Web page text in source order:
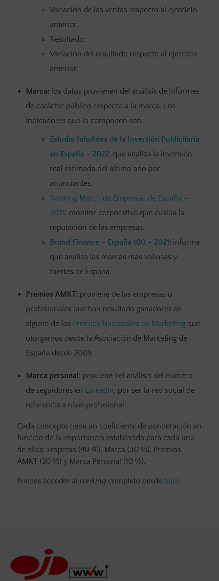
Variación de las ventas respecto al ejercicio
anterior.
Resultado.
Variación del resultado respecto al ejercicio
anterior.
Marca: los datos provienen del análisis de informes
de carácter público respecto a la marca. Los
indicadores que lo componen son:
Estudio InfoAdex de la Inversión Publicitaria
en España – 2022: que analiza la inversión
real estimada del último año por
anunciantes.
Ranking Merco de Empresas de España –
2021: monitor corporativo que evalúa la
reputación de las empresas.
Brand Finance – España 100 – 2021: informe
que analiza las marcas más valiosas y
fuertes de España.
Premios AMKT: proviene de las empresas o
profesionales que han resultado ganadores de
alguno de los Premios Nacionales de Marketingque
otorgamos desde la Asociación de Marketing de
España desde 2009.
Marca personal: proviene del análisis del número
de seguidores en LinkedIn, por ser la red social de
referencia a nivel profesional.
Cada concepto tiene un coeficiente de ponderación en
función de la importancia establecida para cada uno
de ellos: Empresa (40 %), Marca (30 %), Premios
AMKT (20 %) y Marca Personal (10 %).
Puedes acceder al ranking completo desde aquí: